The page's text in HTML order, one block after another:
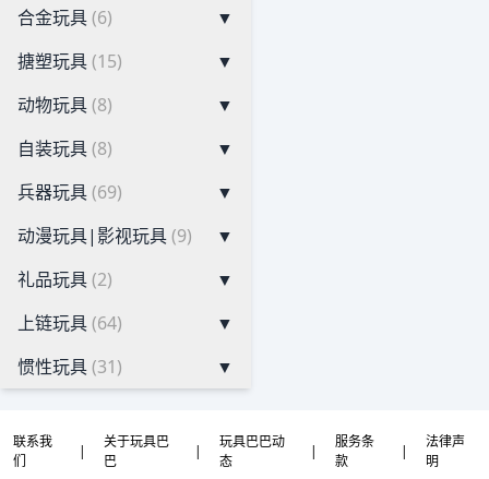
合金玩具(6)
▼
搪塑玩具(15)
▼
动物玩具(8)
▼
自装玩具(8)
▼
兵器玩具(69)
▼
动漫玩具|影视玩具(9)
▼
礼品玩具(2)
▼
上链玩具(64)
▼
惯性玩具(31) ▼
联系我
们
|
关于玩具巴
巴
|
玩具巴巴动
态
|
服务条
款
|
法律声
明